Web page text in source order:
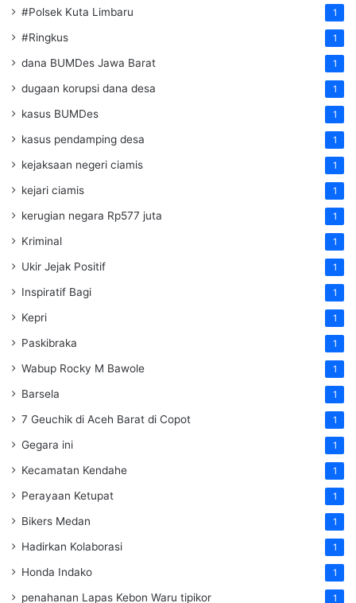
#Polsek Kuta Limbaru 1
#Ringkus 1
dana BUMDes Jawa Barat 1
dugaan korupsi dana desa 1
kasus BUMDes 1
kasus pendamping desa 1
kejaksaan negeri ciamis 1
kejari ciamis 1
kerugian negara Rp577 juta 1
Kriminal 1
Ukir Jejak Positif 1
Inspiratif Bagi 1
Kepri 1
Paskibraka 1
Wabup Rocky M Bawole 1
Barsela 1
7 Geuchik di Aceh Barat di Copot 1
Gegara ini 1
Kecamatan Kendahe 1
Perayaan Ketupat 1
Bikers Medan 1
Hadirkan Kolaborasi 1
Honda Indako 1
penahanan Lapas Kebon Waru tipikor 1